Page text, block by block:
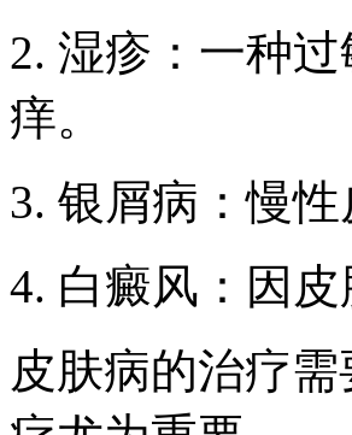
2. 湿疹：一种
痒。
3. 银屑病：慢
4. 白癜风：因
皮肤病的治疗